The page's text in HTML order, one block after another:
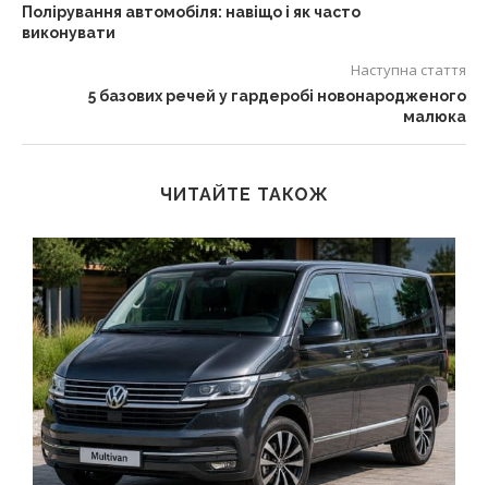
Полірування автомобіля: навіщо і як часто
виконувати
Наступна стаття
5 базових речей у гардеробі новонародженого
малюка
ЧИТАЙТЕ ТАКОЖ